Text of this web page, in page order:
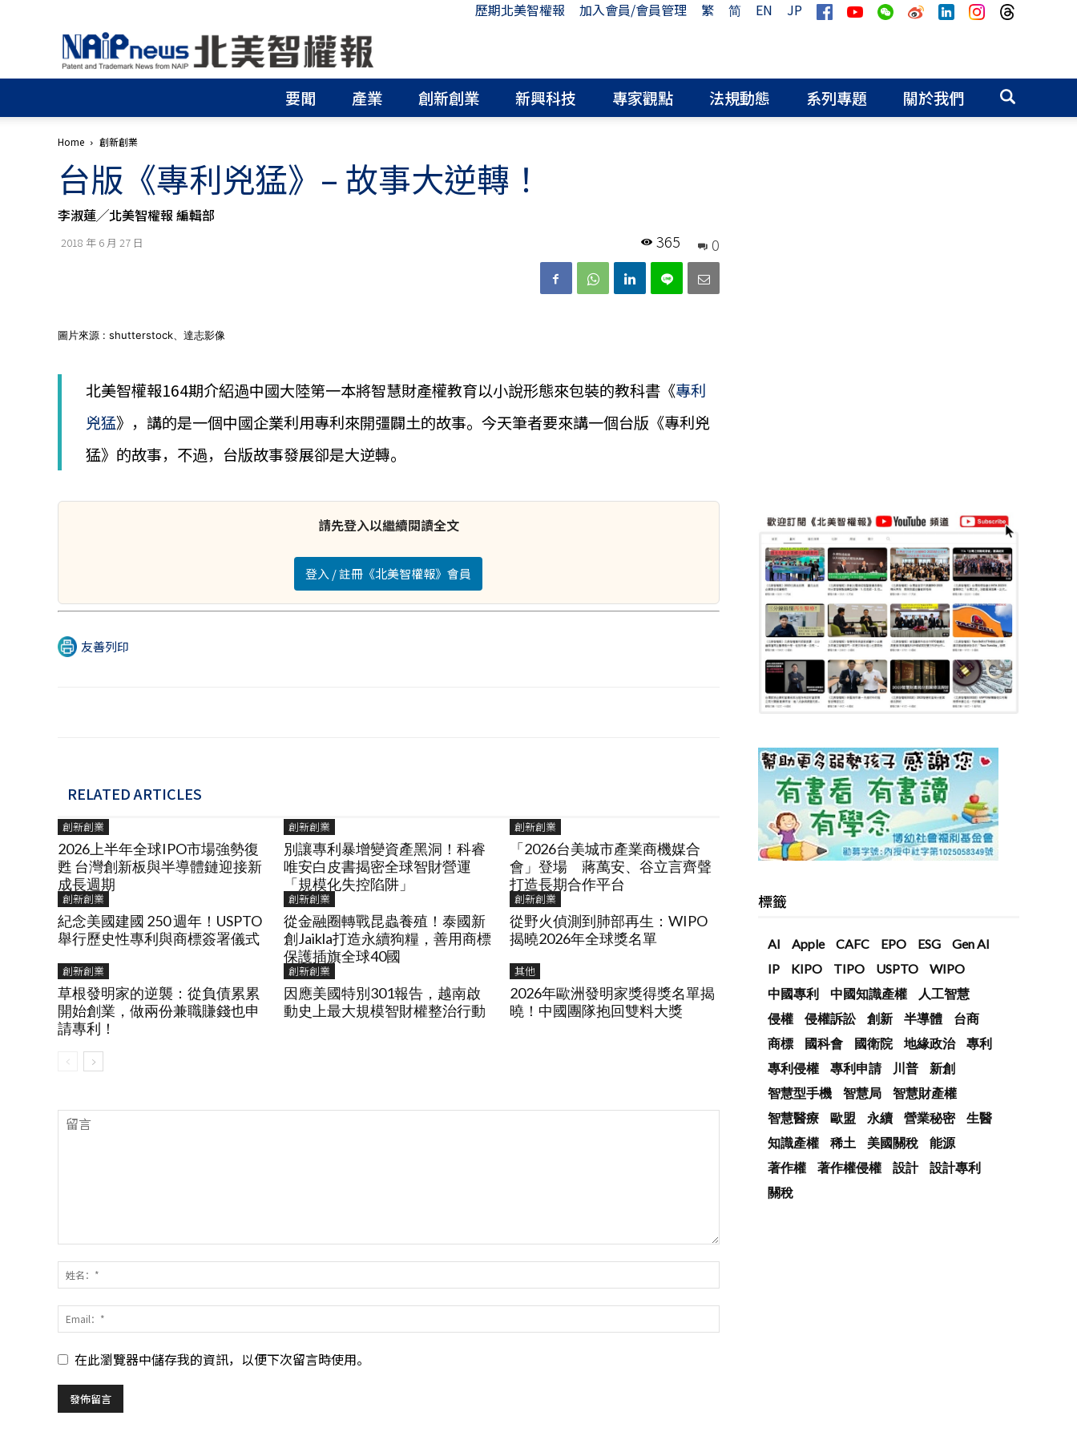
歷期北美智權報 加入會員/會員管理 繁 简 EN
JP
北
美
智
權
│
申
請
│
分
智
財
權
顧
問
│
利
專
要聞 產業 創新創業 新興科技 專家觀點 法規動態 系列專題 關於我們
Home 創新創業
台版《專利兇猛》– 故事大逆轉！
李淑蓮╱北美智權報 編輯部
2018 年 6 月 27 日 0
365
圖片來源 : shutterstock、達志影像
北美智權報164期介紹過中國大陸第一本將智慧財產權教育以小說形態來包裝的教科書《專利
兇猛》，講的是一個中國企業利用專利來開彊闢土的故事。今天筆者要來講一個台版《專利兇
猛》的故事，不過，台版故事發展卻是大逆轉。
請先登入以繼續閱讀全文
登入 / 註冊《北美智權報》會員
友善列印
RELATED ARTICLES
創新創業
2026上半年全球IPO市場強勢復
甦 台灣創新板與半導體鏈迎接新
成長週期
創新創業
別讓專利暴增變資產黑洞！科睿
唯安白皮書揭密全球智財營運
「規模化失控陷阱」
創新創業
「2026台美城市產業商機媒合
會」登場 蔣萬安、谷立言齊聲
打造長期合作平台
創新創業
紀念美國建國 250 週年！USPTO
舉行歷史性專利與商標簽署儀式
創新創業
從金融圈轉戰昆蟲養殖！泰國新
創Jaikla打造永續狗糧，善用商標
保護插旗全球40國
創新創業
從野火偵測到肺部再生：WIPO
揭曉2026年全球獎名單
創新創業
草根發明家的逆襲：從負債累累
開始創業，做兩份兼職賺錢也申
請專利！
創新創業
因應美國特別301報告，越南啟
動史上最大規模智財權整治行動
其他
2026年歐洲發明家獎得獎名單揭
曉！中國團隊抱回雙料大獎
在此瀏覽器中儲存我的資訊，以便下次留言時使用。
標籤
AI Apple CAFC EPO ESG
Gen AI
IP
KIPO TIPO USPTO
WIPO
中國專利
中國知識產權
人工智慧
侵權
侵權訴訟 創新 半導體
台商
商標
國科會 國衛院 地緣政治
專利
專利侵權
專利申請 川普
新創
智慧型手機
智慧局
智慧財產權
智慧醫療
歐盟 永續 營業秘密
生醫
知識產權
稀土 美國關稅
能源
著作權
著作權侵權 設計
設計專利
關稅